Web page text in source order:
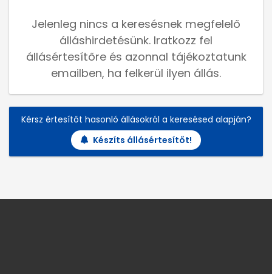
Jelenleg nincs a keresésnek megfelelő
álláshirdetésünk. Iratkozz fel
állásértesítőre és azonnal tájékoztatunk
emailben, ha felkerül ilyen állás.
Kérsz értesítőt hasonló állásokról a keresésed alapján?
Készíts állásértesítőt!